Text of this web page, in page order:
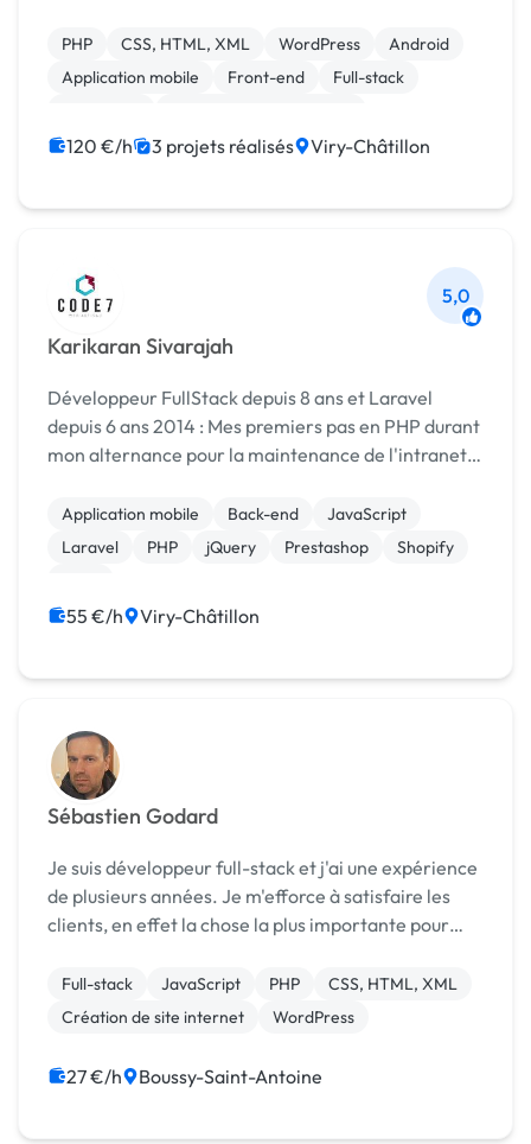
PHP CSS, HTML, XML WordPress
Android
Application mobile
Front-end
Full-stack
Integration HTML
120 €/h 3 projets réalisés Viry-Châtillon
Karikaran Sivarajah
5,0
Développeur FullStack depuis 8 ans et Laravel
depuis 6 ans 2014 : Mes premiers pas en PHP durant
mon alternance pour la maintenance de l'intranet.
Autodidacte en LARAVEL (5.6) pour développeme...
Application mobile Back-end
JavaScript
Laravel
PHP jQuery Prestashop
Shopify
55 €/h Viry-Châtillon
Sébastien Godard
Je suis développeur full-stack et j'ai une expérience
de plusieurs années. Je m'efforce à satisfaire les
clients, en effet la chose la plus importante pour
clients et dans les délais. Ce qui suppos...
Full-stack JavaScript PHP
CSS, HTML, XML
Création de site internet
WordPress
27 €/h Boussy-Saint-Antoine